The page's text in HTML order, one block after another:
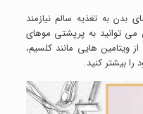
بدن به تغذیه سالم نیازمند
توانید به پرپشتی موهای
ویتامین هایی مانند کلسیم،
بیشتر کنید.